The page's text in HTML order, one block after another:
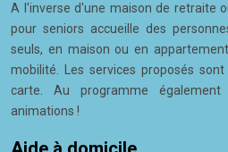
A l'inverse d'une maison de retraite
pour seniors accueille des
seuls, en maison ou en
mobilité. Les services proposés
carte. Au programme
animations !